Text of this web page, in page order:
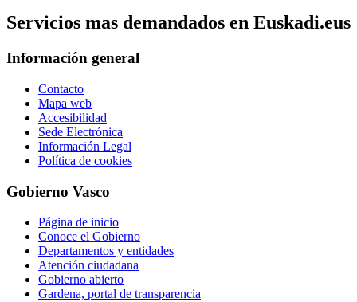
Servicios mas demandados en Euskadi.eus
Información general
Contacto
Mapa web
Accesibilidad
Sede Electrónica
Información Legal
Política de cookies
Gobierno Vasco
Página de inicio
Conoce el Gobierno
Departamentos y entidades
Atención ciudadana
Gobierno abierto
Gardena, portal de transparencia